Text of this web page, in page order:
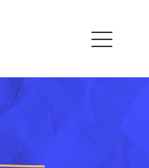
THE PROJECT